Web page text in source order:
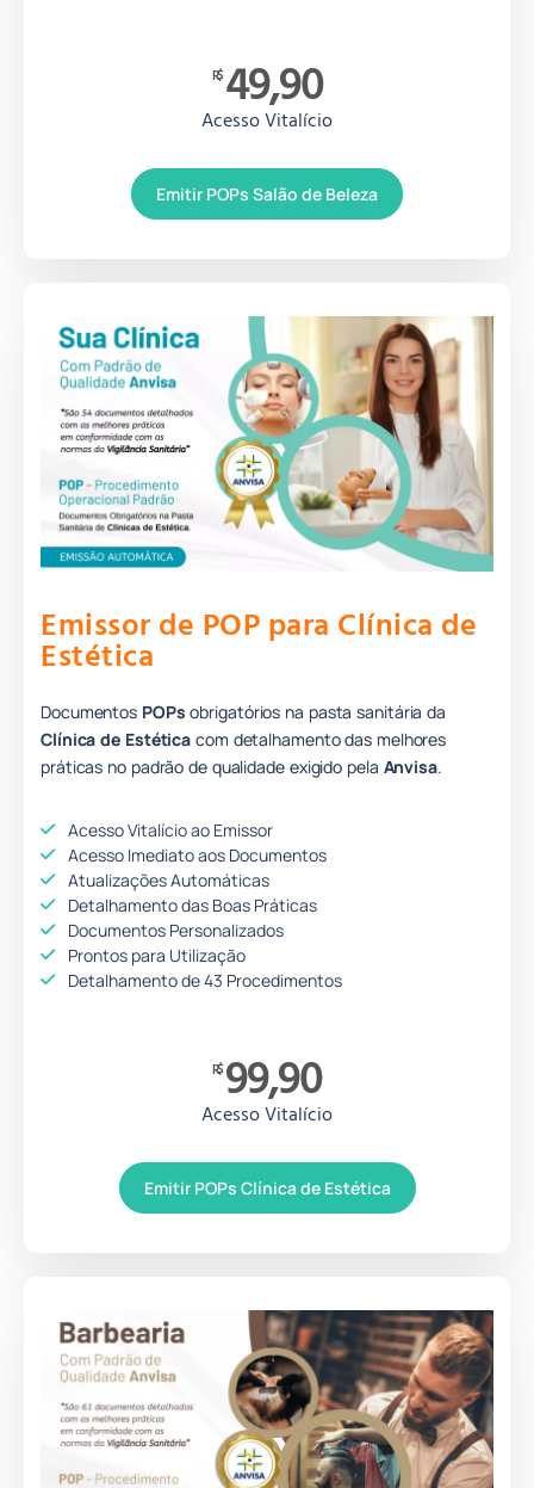
R$ 49,90
Acesso Vitalício
Emitir POPs Salão de Beleza
Emissor de POP para Clínica de
Estética
Documentos POPs obrigatórios na pasta sanitária da
Clínica de Estética com detalhamento das melhores
práticas no padrão de qualidade exigido pela Anvisa.
Acesso Vitalício ao Emissor
Acesso Imediato aos Documentos
Atualizações Automáticas
Detalhamento das Boas Práticas
Documentos Personalizados
Prontos para Utilização
Detalhamento de 43 Procedimentos
R$ 99,90
Acesso Vitalício
Emitir POPs Clínica de Estética